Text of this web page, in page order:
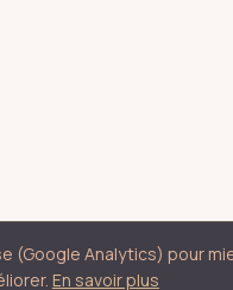
(Google Analytics) pour
En savoir plus